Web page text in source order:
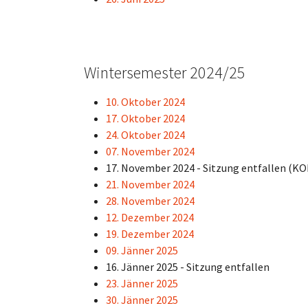
Wintersemester 2024/25
10. Oktober 2024
17. Oktober 2024
24. Oktober 2024
07. November 2024
17. November 2024 - Sitzung entfallen
21. November 2024
28. November 2024
12. Dezember 2024
19. Dezember 2024
09. Jänner 2025
16. Jänner 2025 - Sitzung entfallen
23. Jänner 2025
30. Jänner 2025